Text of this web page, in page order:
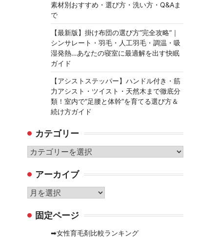
素材別おすすめ・選び方・洗い方・Q&Aま
で
【最新版】掛け布団の選び方“完全攻略”｜
シンサレート・羽毛・人工羽毛・調温・吸
湿発熱…あなたの寝室に最適解を出す快眠
ガイド
【アシストステッパー】ハンドル付き・筋
力アシスト・ツイスト・天然木まで徹底分
類！室内で“足腰と体幹”を育てる選び方＆
続け方ガイド
カテゴリー
カ
ゴ
リ
ー
アーカイブ
ア
カ 固定ページ
➡女性育毛剤比較ランキング